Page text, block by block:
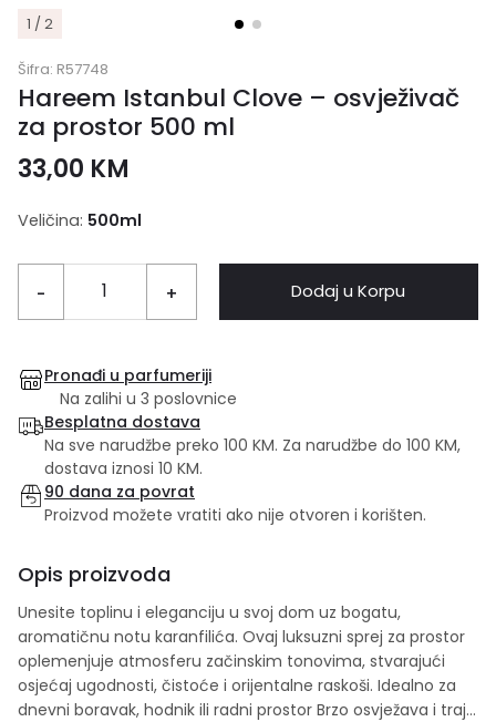
1 / 2
Šifra: R57748
Hareem Istanbul Clove – osvježivač
za prostor 500 ml
33,00 KM
Veličina: 500ml
- + Dodaj u Korpu
Pronađi u parfumeriji
Na zalihi u 3 poslovnice
Besplatna dostava
Na sve narudžbe preko 100 KM. Za narudžbe do 100 KM,
dostava iznosi 10 KM.
90 dana za povrat
Proizvod možete vratiti ako nije otvoren i korišten.
Opis proizvoda
Unesite toplinu i eleganciju u svoj dom uz bogatu,
aromatičnu notu karanfilića. Ovaj luksuzni sprej za prostor
oplemenjuje atmosferu začinskim tonovima, stvarajući
osjećaj ugodnosti, čistoće i orijentalne raskoši. Idealno za
dnevni boravak, hodnik ili radni prostor Brzo osvježava i traje